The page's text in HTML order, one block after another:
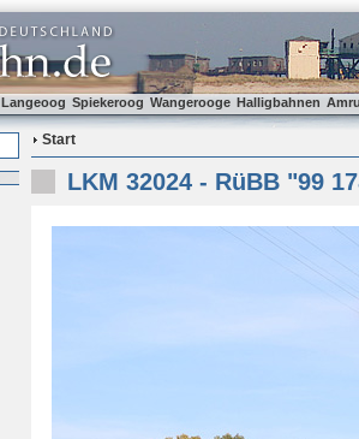
Langeoog Spiekeroog Wangerooge Halligbahnen
Start
LKM 32024 - RüBB "99